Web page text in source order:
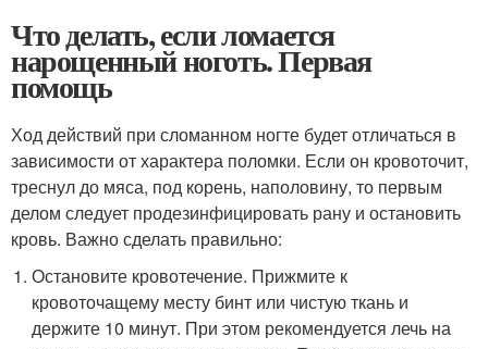
Что делать, если ломается
нарощенный ноготь. Первая
помощь
Ход действий при сломанном ногте будет отличаться в
зависимости от характера поломки. Если он кровоточит,
треснул до мяса, под корень, наполовину, то первым
делом следует продезинфицировать рану и остановить
кровь. Важно сделать правильно:
Остановите кровотечение. Прижмите к
кровоточащему месту бинт или чистую ткань и
держите 10 минут. При этом рекомендуется лечь на